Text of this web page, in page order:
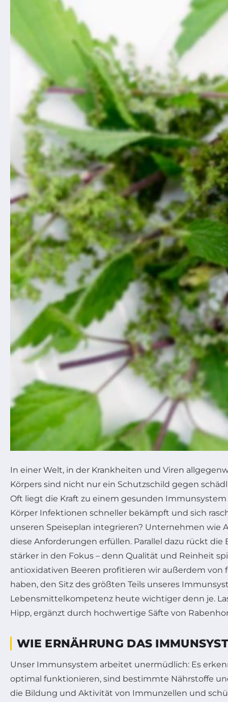
In einer Welt, in der Krankheiten und Viren
Körpers sind nicht nur ein Schutzschild gegen
Oft liegt die Kraft zu einem gesunden
Körper Infektionen schneller bekämpft und sich
unseren Speiseplan integrieren? Unternehmen wie
diese Anforderungen erfüllen. Parallel dazu rückt
stärker in den Fokus – denn Qualität und Reinheit
antioxidativen Beeren profitieren wir außerdem von
haben, den Sitz des größten Teils unseres
Lebensmittelkompetenz heute wichtiger denn je.
Hipp, ergänzt durch hochwertige Säfte von
WIE ERNÄHRUNG DAS
Unser Immunsystem arbeitet unermüdlich: Es
optimal funktionieren, sind bestimmte Nährstoffe
die Bildung und Aktivität von Immunzellen und